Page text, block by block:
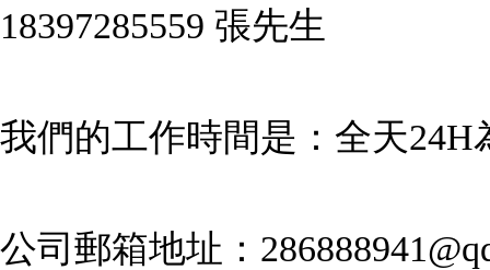
18397285559 張先生
我們的工作時間是：全天24H
公司郵箱地址：